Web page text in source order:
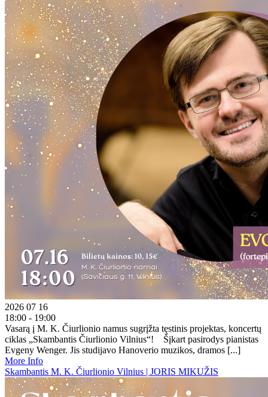
2026 07 16
18:00 - 19:00
Vasarą į M. K. Čiurlionio namus sugrįžta tęstinis projektas, koncertų
ciklas „Skambantis Čiurlionio Vilnius“! Šįkart pasirodys pianistas
Evgeny Wenger. Jis studijavo Hanoverio muzikos, dramos [...]
More Info
Skambantis M. K. Čiurlionio Vilnius | JORIS MIKUŽIS